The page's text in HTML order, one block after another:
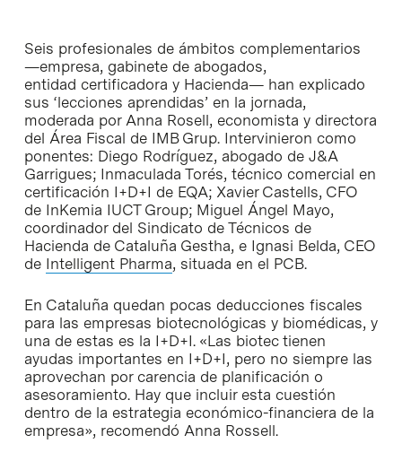
Seis profesionales de ámbitos complementarios
—empresa, gabinete de abogados,
entidad certificadora y Hacienda— han explicado
sus ‘lecciones aprendidas’ en la jornada,
moderada por Anna Rosell, economista y directora
del Área Fiscal de IMB Grup. Intervinieron como
ponentes: Diego Rodríguez, abogado de J&A
Garrigues; Inmaculada Torés, técnico comercial en
certificación I+D+I de EQA; Xavier Castells, CFO
de InKemia IUCT Group; Miguel Ángel Mayo,
coordinador del Sindicato de Técnicos de
Hacienda de Cataluña Gestha, e Ignasi Belda, CEO
de Intelligent Pharma, situada en el PCB.
En Cataluña quedan pocas deducciones fiscales
para las empresas biotecnológicas y biomédicas, y
una de estas es la I+D+I. «Las biotec tienen
ayudas importantes en I+D+I, pero no siempre las
aprovechan por carencia de planificación o
asesoramiento. Hay que incluir esta cuestión
dentro de la estrategia económico-financiera de la
empresa», recomendó Anna Rossell.